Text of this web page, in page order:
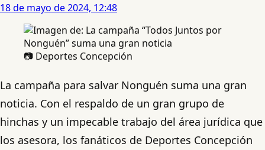
18 de mayo de 2024, 12:48
📷 Deportes Concepción
La campaña para salvar Nonguén suma una gran
noticia. Con el respaldo de un gran grupo de
hinchas y un impecable trabajo del área jurídica que
los asesora, los fanáticos de Deportes Concepción